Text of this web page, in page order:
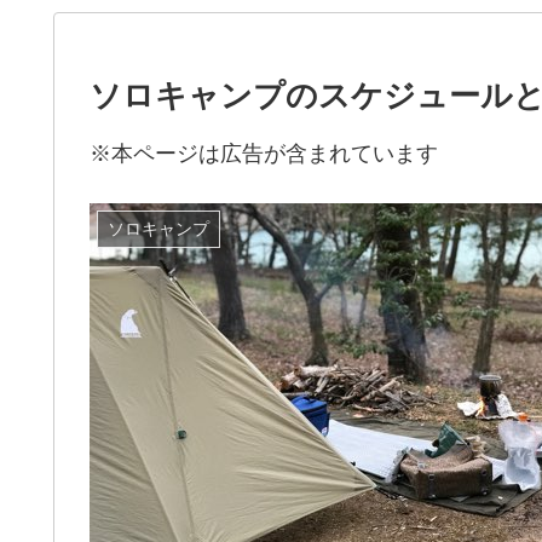
ソロキャンプのスケジュール
※本ページは広告が含まれています
ソロキャンプ